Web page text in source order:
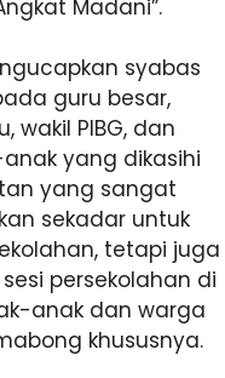
Madani”.
syabas
guru besar,
wakil PIBG, dan
yang dikasihi
yang sangat
sekadar untuk
tetapi juga
persekolahan di
anak dan warga
khususnya.